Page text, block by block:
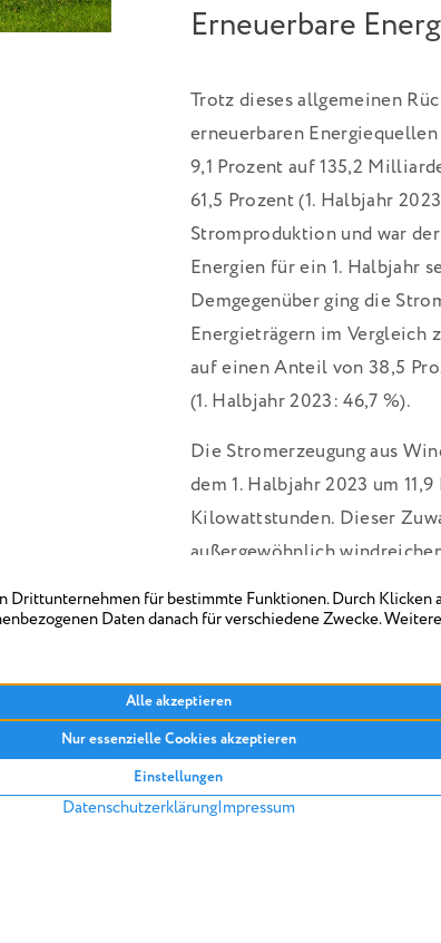
Erneuerbare
Trotz dieses allgemeinen
erneuerbaren
9,1 Prozent auf 135,2
61,5 Prozent (1. Halbjahr
Stromproduktion und war
Energien für ein 1. Halbjahr
Demgegenüber ging die
Energieträgern im Vergleich
auf einen Anteil von 38,5
(1. Halbjahr 2023: 46,7 %).
Die Stromerzeugung aus
dem 1. Halbjahr 2023 um
Kilowattstunden. Dieser
außergewöhnlich
einem Drittel (33,3 %) war
Abstand wichtigste
von 8,3 Prozent gegenüber
von 28,2 auf 30,5 Milliarden
Prozent der
Konventionelle